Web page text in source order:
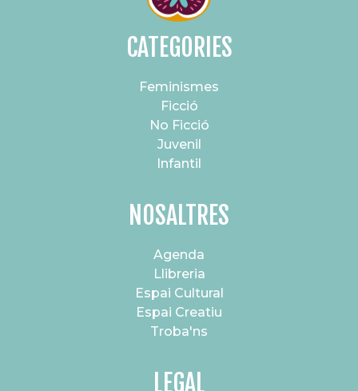
CATEGORIES
Feminismes
Ficció
No Ficció
Juvenil
Infantil
NOSALTRES
Agenda
Llibreria
Espai Cultural
Espai Creatiu
Troba'ns
LEGAL